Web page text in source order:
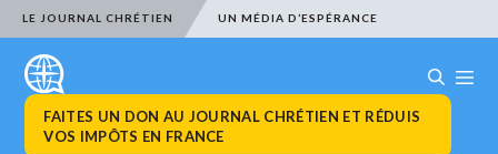
LE JOURNAL CHRÉTIEN UN MÉDIA D’ESPÉRANCE
FAITES UN DON AU JOURNAL CHRÉTIEN ET RÉDUIS
VOS IMPÔTS EN FRANCE